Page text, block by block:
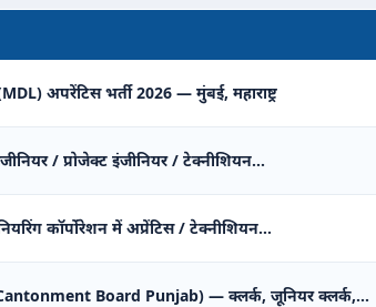
अपरेंटिस भर्ती 2026 — मुंबई, महाराष्ट्र
/ प्रोजेक्ट इंजीनियर / टेक्नीशियन…
कॉर्पोरेशन में अप्रेंटिस / टेक्नीशियन…
Board Punjab) — क्लर्क, जूनियर क्लर्क,…